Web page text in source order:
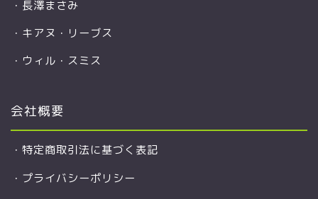
・ 長澤まさみ
・ キアヌ・リーブス
・ ウィル・スミス
会社概要
・ 特定商取引法に基づく表記
・ プライバシーポリシー